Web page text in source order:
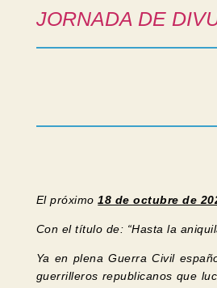
JORNADA DE
El próximo18 de octubre de
Con el título de: “Hasta la
Ya en plena Guerra Civil
guerrilleros republicanos que